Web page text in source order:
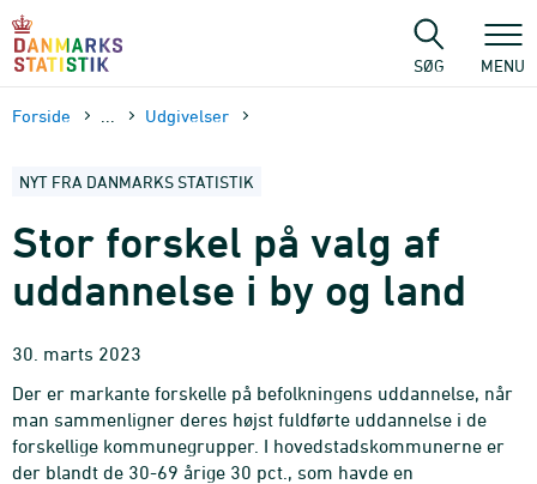
sidens
SØG MENU
Forside Udgivelser
NYT FRA DANMARKS STATISTIK
Stor forskel på valg af
uddannelse i by og land
30. marts 2023
Der er markante forskelle på befolkningens uddannelse, når
man sammenligner deres højst fuldførte uddannelse i de
forskellige kommunegrupper. I hovedstadskommunerne er
der blandt de 30-69 årige 30 pct., som havde en